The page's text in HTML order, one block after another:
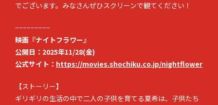
でございます。みなさんぜひスクリーンで観てください！
−−−−−−−−−
映画『ナイトフラワー』
公開日：2025年11/28(金)
公式サイト： https://movies.shochiku.co.jp/nightflower
【ストーリー】
ギリギリの生活の中で二人の子供を育てる夏希は、子供たち